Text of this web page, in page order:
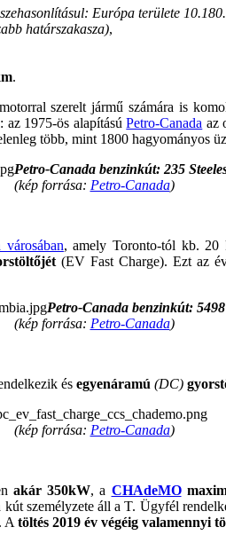
Európa területe
határszakasza),
.
szerelt jármű számára is
az 1975-ös alapításúPetro-Canada az
több, mint 1800 hagyományos
Petro-Canada benzinkút: 235
(kép forrása: Petro-Canada)
, amely Toronto-tól kb. 20
(EV Fast Charge). Ezt az
Petro-Canada benzinkút:
(kép forrása: Petro-Canada)
és egyenáramú (DC)
(kép forrása: Petro-Canada)
akár 350kW, a CHAdeMO
személyzete áll a T. Ügyfél
A töltés 2019 év végéig valamennyi